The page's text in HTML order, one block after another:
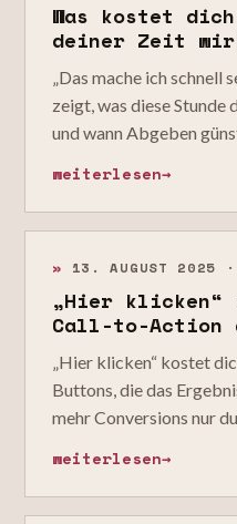
Was kostet
deiner Zeit
„Das mache ich schnell
zeigt, was diese
und wann Abgeben
weiterlesen→
» 13. AUGUST 2025 ·
„Hier klicken“
Call-to-Action
„Hier klicken“ kostet
Buttons, die das
mehr Conversions nur
weiterlesen→